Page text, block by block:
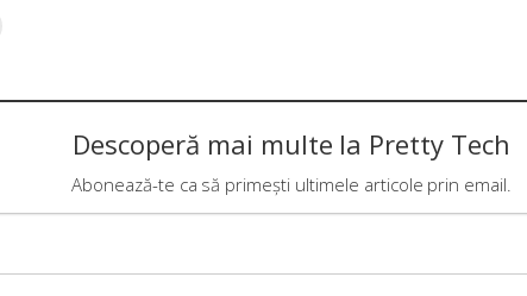
Descoperă mai multe la Pretty Tech
Abonează-te ca să primești ultimele articole prin email.